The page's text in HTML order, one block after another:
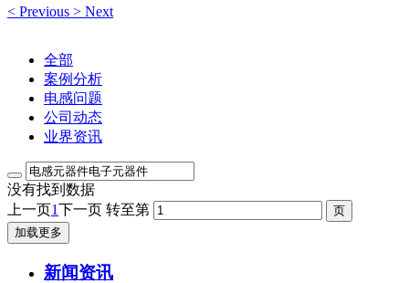
< Previous > Next
全部
案例分析
电感问题
公司动态
业界资讯
没有找到数据
上一页1下一页 转至第
加载更多
新闻资讯